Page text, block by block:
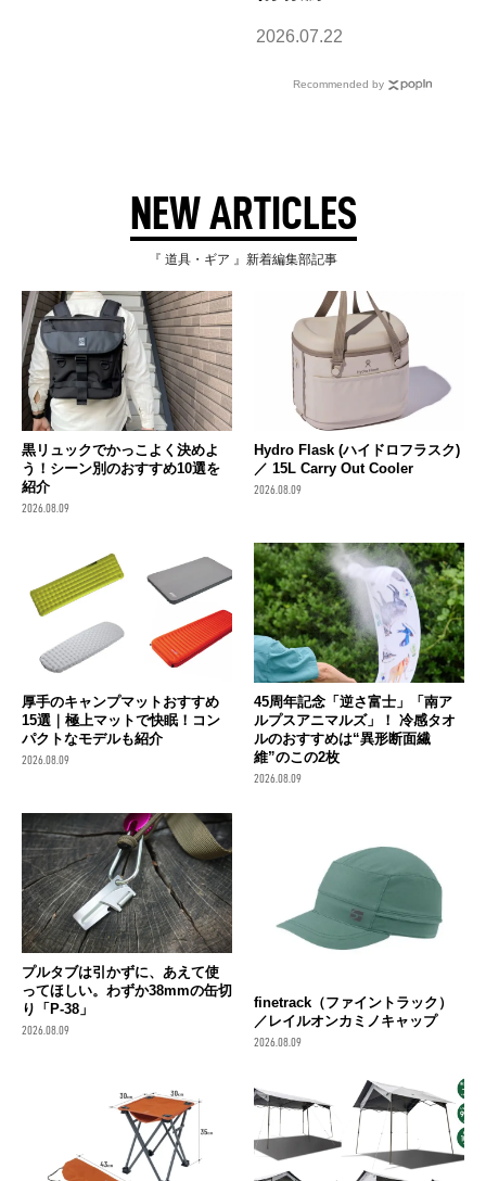
2026.07.22
Recommended by
NEW ARTICLES
『 道具・ギア 』新着編集部記事
黒リュックでかっこよく決めよ
う！シーン別のおすすめ10選を
紹介
2026.08.09
Hydro Flask (ハイドロフラスク)
／ 15L Carry Out Cooler
2026.08.09
厚手のキャンプマットおすすめ
15選｜極上マットで快眠！コン
パクトなモデルも紹介
2026.08.09
45周年記念「逆さ富士」「南ア
ルプスアニマルズ」！ 冷感タオ
ルのおすすめは“異形断面繊
維”のこの2枚
2026.08.09
プルタブは引かずに、あえて使
ってほしい。わずか38mmの缶切
り「P-38」
2026.08.09
finetrack（ファイントラック）
／レイルオンカミノキャップ
2026.08.09